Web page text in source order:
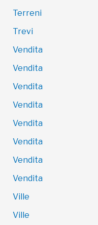
Terreni
Trevi
Vendita
Vendita
Vendita
Vendita
Vendita
Vendita
Vendita
Vendita
Ville
Ville